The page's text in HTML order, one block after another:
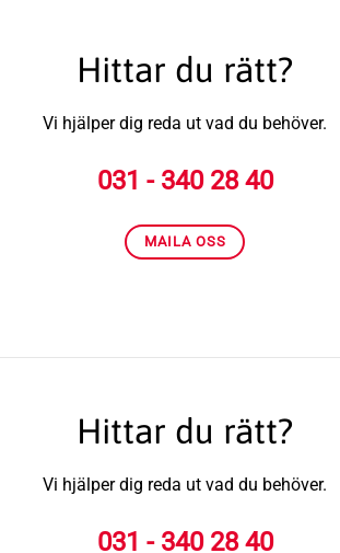
Hittar du rätt?
Vi hjälper dig reda ut vad du behöver.
031 - 340 28 40
MAILA OSS
Hittar du rätt?
Vi hjälper dig reda ut vad du behöver.
031 - 340 28 40